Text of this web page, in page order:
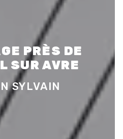
PRÈS DE
SUR AVRE
SYLVAIN